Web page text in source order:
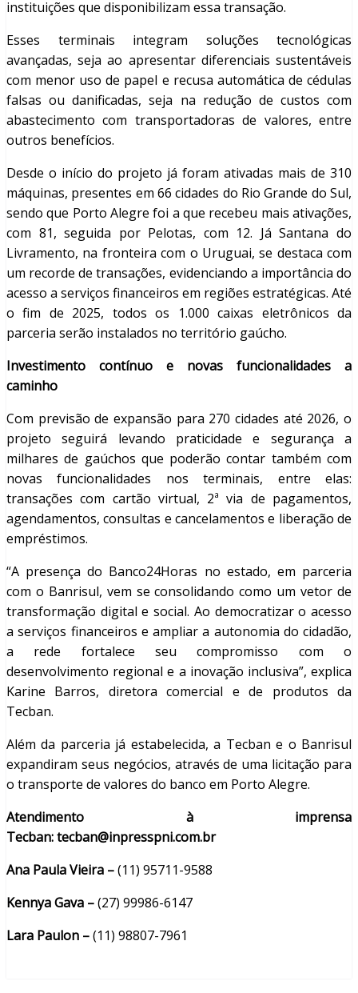
instituições que disponibilizam essa transação.
Esses terminais integram soluções tecnológicas
avançadas, seja ao apresentar diferenciais sustentáveis
com menor uso de papel e recusa automática de cédulas
falsas ou danificadas, seja na redução de custos com
abastecimento com transportadoras de valores, entre
outros benefícios.
Desde o início do projeto já foram ativadas mais de 310
máquinas, presentes em 66 cidades do Rio Grande do Sul,
sendo que Porto Alegre foi a que recebeu mais ativações,
com 81, seguida por Pelotas, com 12. Já Santana do
Livramento, na fronteira com o Uruguai, se destaca com
um recorde de transações, evidenciando a importância do
acesso a serviços financeiros em regiões estratégicas. Até
o fim de 2025, todos os 1.000 caixas eletrônicos da
parceria serão instalados no território gaúcho.
Investimento contínuo e novas funcionalidades a
caminho
Com previsão de expansão para 270 cidades até 2026, o
projeto seguirá levando praticidade e segurança a
milhares de gaúchos que poderão contar também com
novas funcionalidades nos terminais, entre elas:
transações com cartão virtual, 2ª via de pagamentos,
agendamentos, consultas e cancelamentos e liberação de
empréstimos.
“A presença do Banco24Horas no estado, em parceria
com o Banrisul, vem se consolidando como um vetor de
transformação digital e social. Ao democratizar o acesso
a serviços financeiros e ampliar a autonomia do cidadão,
a rede fortalece seu compromisso com o
desenvolvimento regional e a inovação inclusiva”, explica
Karine Barros, diretora comercial e de produtos da
Tecban.
Além da parceria já estabelecida, a Tecban e o Banrisul
expandiram seus negócios, através de uma licitação para
o transporte de valores do banco em Porto Alegre.
Atendimento à imprensa
Tecban:tecban@inpresspni.com.br
Ana Paula Vieira –(11) 95711-9588
Kennya Gava –(27) 99986-6147
Lara Paulon –(11) 98807-7961